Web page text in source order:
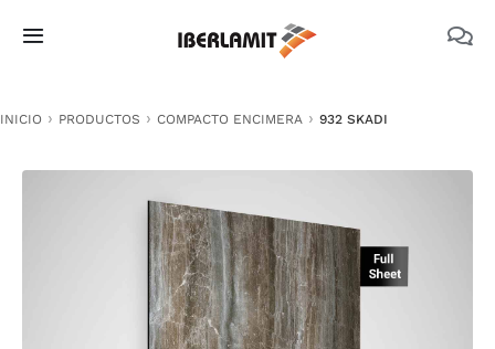
Toggle
NOSOTROS
DOCUMENTACIÓN TÉCNICA
INICIO PRODUCTOS COMPACTO ENCIMERA 932 SKADI